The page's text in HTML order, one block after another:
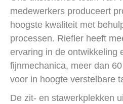
medewerkers produceert
hoogste kwaliteit met
processen. Riefler heeft
ervaring in de ontwikkeling
fijnmechanica, meer dan
voor in hoogte verstelbare
De zit- en stawerkplekken